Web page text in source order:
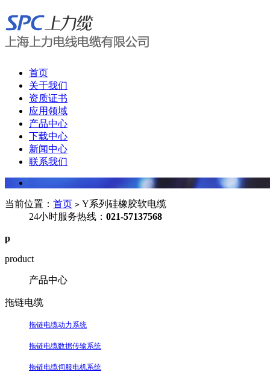
首页
关于我们
资质证书
应用领域
产品中心
下载中心
新闻中心
联系我们
当前位置： 首页 > Y系列硅橡胶软电缆
24小时服务热线： 021-57137568
p
product
产品中心
拖链电缆
拖链电缆动力系统
拖链电缆数据传输系统
拖链电缆伺服电机系统